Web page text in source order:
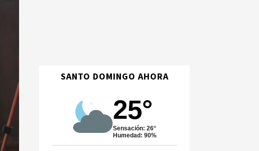
SANTO DOMINGO AHORA
25°
Sensación: 26°
Humedad: 90%